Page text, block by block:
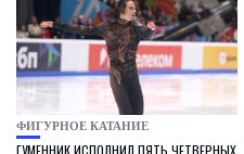
ФИГУРНОЕ КАТАНИЕ
ГУМЕННИК ИСПОЛНИЛ ПЯТЬ ЧЕТВЕРНЫХ